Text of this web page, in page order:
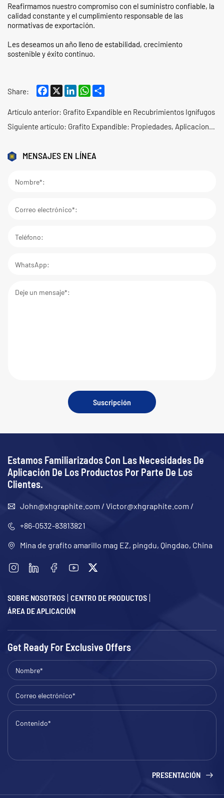
Reafirmamos nuestro compromiso con el suministro confiable, la
calidad constante y el cumplimiento responsable de las
normativas de exportación.
Les deseamos un año lleno de estabilidad, crecimiento
sostenible y éxito continuo.
Share: Facebook
X LinkedInWhatsApp
Artículo anterior: Grafito Expandible en Recubrimientos Ignífugos
Siguiente artículo: Grafito Expandible: Propiedades, Aplicaciones y Criterios de Selección
MENSAJES EN LÍNEA
Nombre*:
Correo electrónico*:
Teléfono:
WhatsApp:
Deje un mensaje*:
Suscripción
Estamos Familiarizados Con Las Necesidades De
Aplicación De Los Productos Por Parte De Los
Clientes.
John@xhgraphite.com / Victor@xhgraphite.com /
+86-0532-83813821
Mina de grafito amarillo mag EZ, pingdu, Qingdao, China
SOBRE NOSOTROS CENTRO DE PRODUCTOS
ÁREA DE APLICACIÓN
Get Ready For Exclusive Offers
PRESENTACIÓN